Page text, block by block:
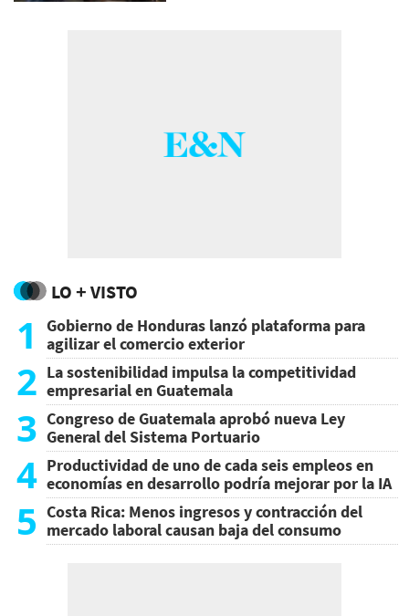
LO + VISTO
1
Gobierno de Honduras lanzó plataforma para
agilizar el comercio exterior
2 La sostenibilidad impulsa la competitividad
empresarial en Guatemala
3 Congreso de Guatemala aprobó nueva Ley
General del Sistema Portuario
4 Productividad de uno de cada seis empleos en
economías en desarrollo podría mejorar por la IA
5 Costa Rica: Menos ingresos y contracción del
mercado laboral causan baja del consumo